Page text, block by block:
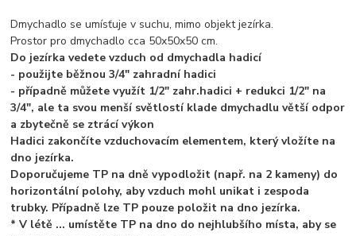
Dmychadlo se umísťuje v suchu, mimo objekt jezírka.
Prostor pro dmychadlo cca 50x50x50 cm.
Do jezírka vedete vzduch od dmychadla hadicí
- použijte běžnou 3/4" zahradní hadici
- případně můžete využít 1/2" zahr.hadici + redukci 1/2" na
3/4", ale ta svou menší světlostí klade dmychadlu větší odpor
a zbytečně se ztrácí výkon
Hadici zakončíte vzduchovacím elementem, který vložíte na
dno jezírka.
Doporučujeme TP na dně vypodložit (např. na 2 kameny) do
horizontální polohy, aby vzduch mohl unikat i zespoda
trubky. Případně lze TP pouze položit na dno jezírka.
* V létě ... umístěte TP na dno do nejhlubšího místa, aby se